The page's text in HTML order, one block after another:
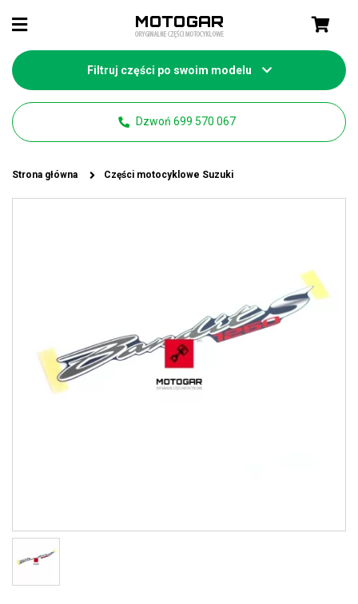
Filtruj części po swoim modelu
Dzwoń 699 570 067
Strona główna Części motocyklowe Suzuki